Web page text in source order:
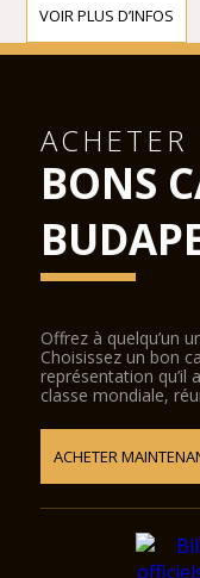
VOIR PLUS D’INFOS
BONS
Offrez à quelqu’un
Choisissez un bon
représentation
classe mondiale,
ACHETER